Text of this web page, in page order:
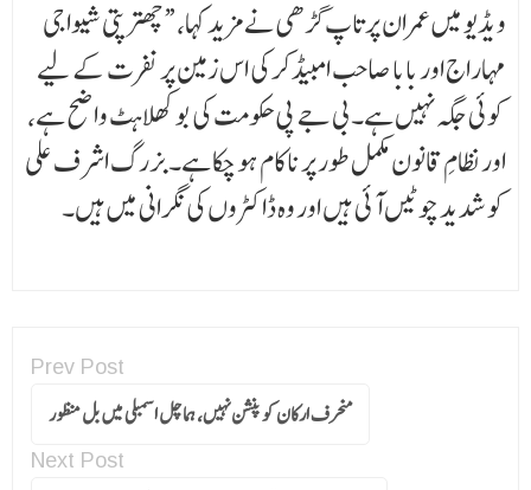
ویڈیو میں عمران پرتاپ گڑھی نے مزید کہا، “چھترپتی شیواجی
مہاراج اور بابا صاحب امبیڈکر کی اس زمین پر نفرت کے لیے
کوئی جگہ نہیں ہے۔ بی جے پی حکومت کی بوکھلاہٹ واضح ہے،
اور نظامِ قانون مکمل طور پر ناکام ہو چکا ہے۔ بزرگ اشرف علی
کو شدید چوٹیں آئی ہیں اور وہ ڈاکٹروں کی نگرانی میں ہیں۔
Prev Post
منحرف ارکان کو پنشن نہیں، ہماچل اسمبلی میں بل منظور
Next Post